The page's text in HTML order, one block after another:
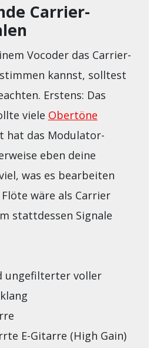
Carrier-
Vocoder das Carrier-
kannst, solltest
Erstens: Das
viele Obertöne
hat das Modulator-
eben deine
was es bearbeiten
Flöte wäre als Carrier
stattdessen Signale
ungefilterter voller
E-Gitarre (High Gain)